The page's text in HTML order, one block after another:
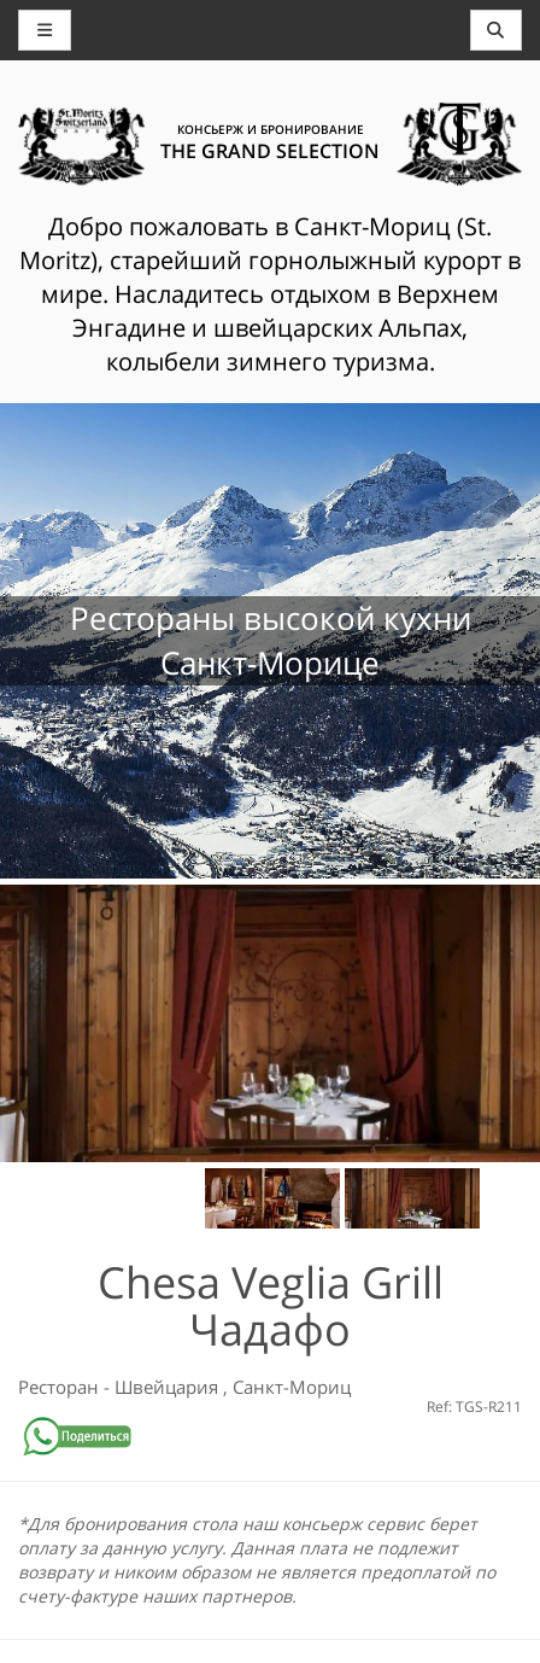
КОНСЬЕРЖ И БРОНИРОВАНИЕ
THE GRAND SELECTION
Добро пожаловать в Санкт-Мориц (St.
Moritz), старейший горнолыжный курорт в
мире. Насладитесь отдыхом в Верхнем
Энгадине и швейцарских Альпах,
колыбели зимнего туризма.
Рестораны высокой кухни
Санкт-Морице
Chesa Veglia Grill
Чадафо
Ресторан - Швейцария , Санкт-Мориц
Ref: TGS-R211
*Для бронирования стола наш консьерж сервис берет
оплату за данную услугу. Данная плата не подлежит
возврату и никоим образом не является предоплатой по
счету-фактуре наших партнеров.